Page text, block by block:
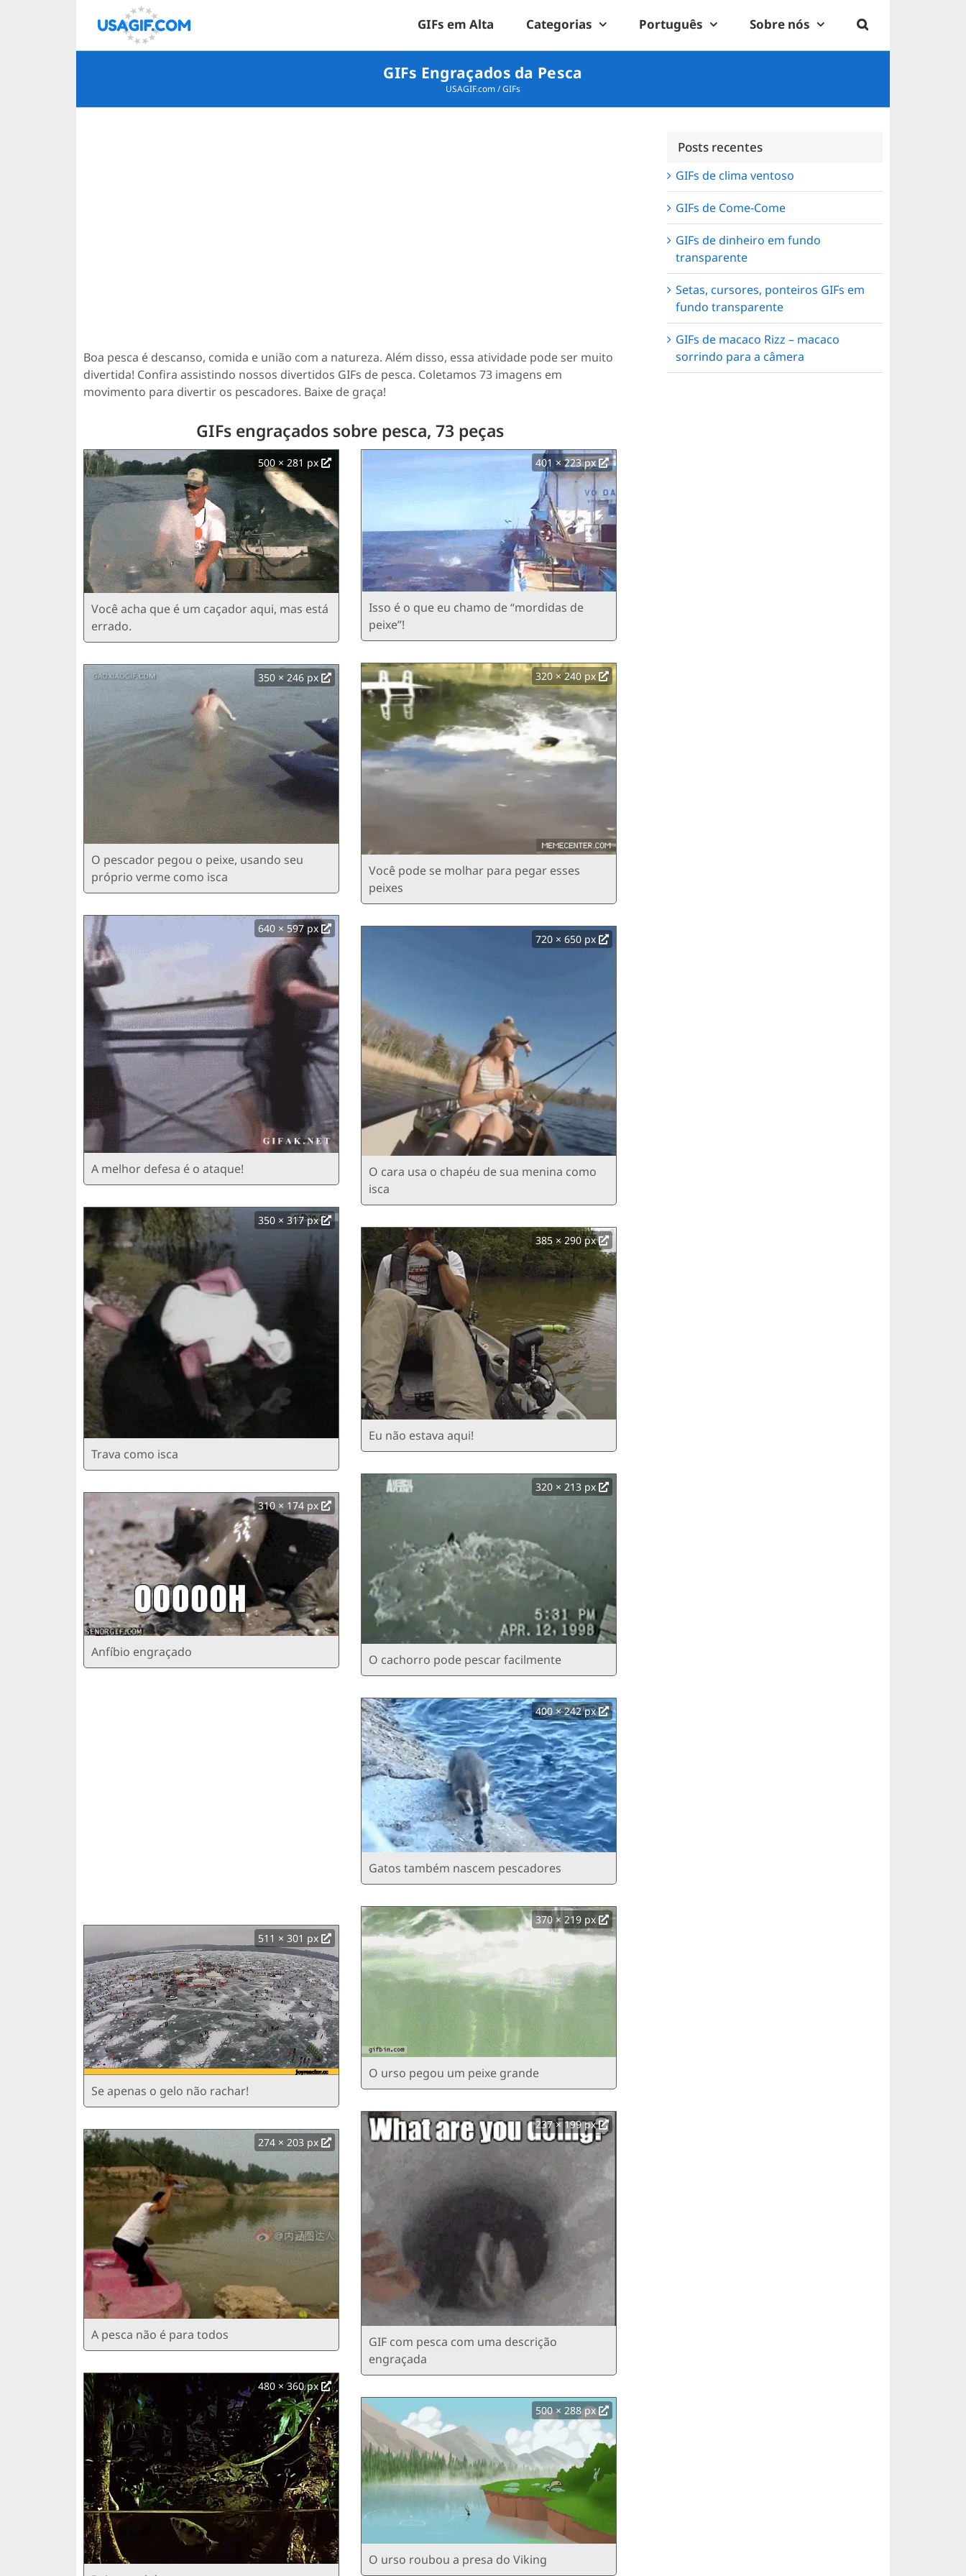
GIFs em Alta Categorias Português Sobre nós
GIFs Engraçados da Pesca
USAGIF.com/GIFs
Boa pesca é descanso, comida e união com a natureza. Além disso, essa atividade pode ser muito
divertida! Confira assistindo nossos divertidos GIFs de pesca. Coletamos 73 imagens em
movimento para divertir os pescadores. Baixe de graça!
GIFs engraçados sobre pesca, 73 peças
500 × 281 px
Você acha que é um caçador aqui, mas está
errado.
350 × 246 px
O pescador pegou o peixe, usando seu
próprio verme como isca
640 × 597 px
A melhor defesa é o ataque!
350 × 317 px
Trava como isca
310 × 174 px
Anfíbio engraçado
511 × 301 px
Se apenas o gelo não rachar!
274 × 203 px
A pesca não é para todos
480 × 360 px
401 × 223 px
Isso é o que eu chamo de “mordidas de
peixe”!
320 × 240 px
Você pode se molhar para pegar esses
peixes
720 × 650 px
O cara usa o chapéu de sua menina como
isca
385 × 290 px
Eu não estava aqui!
320 × 213 px
O cachorro pode pescar facilmente
400 × 242 px
Gatos também nascem pescadores
370 × 219 px
O urso pegou um peixe grande
237 × 199 px
GIF com pesca com uma descrição
engraçada
500 × 288 px
O urso roubou a presa do Viking
Posts recentes
GIFs de clima ventoso
GIFs de Come-Come
GIFs de dinheiro em fundo
transparente
Setas, cursores, ponteiros GIFs em
fundo transparente
GIFs de macaco Rizz – macaco
sorrindo para a câmera